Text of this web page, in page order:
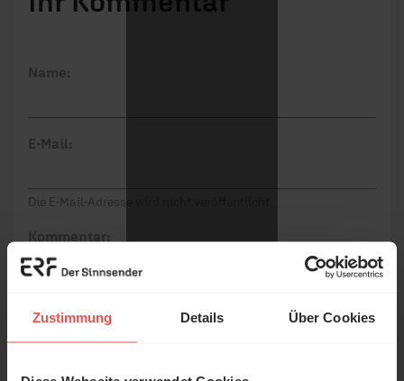
Zustimmung Details Über Cookies
Name:
E-Mail:
Die E-Mail-Adresse wird nicht veröffentlicht.
Kommentar: